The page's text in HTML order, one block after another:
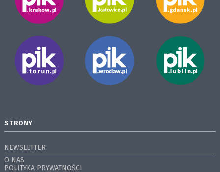
STRONY
NEWSLETTER
O NAS
POLITYKA PRYWATNOŚCI